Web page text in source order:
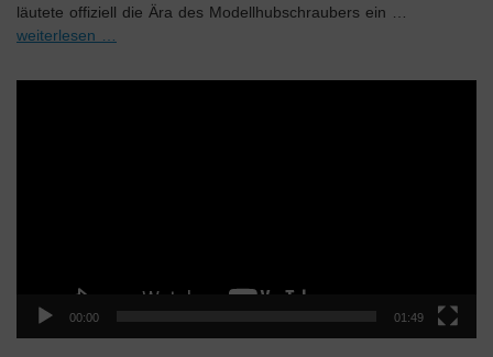
läutete offiziell die Ära des Modellhubschraubers ein …
weiterlesen …
00:00 01:49